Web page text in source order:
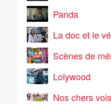
Panda
La doc et le
Scènes de
Lolywood
Nos chers